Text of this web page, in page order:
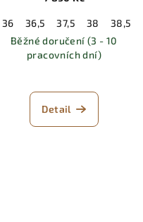
40 40,5 41 42
42,5
36 36,5 37,5 38 38,5
Běžné doručení (3 - 10
pracovních dní)
Detail